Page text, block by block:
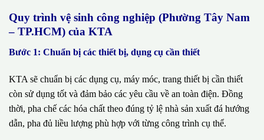
Quy trình vệ sinh công nghiệp (Phường Tây Nam
– TP.HCM) của KTA
Bước 1: Chuẩn bị các thiết bị, dụng cụ cần thiết
KTA sẽ chuẩn bị các dụng cụ, máy móc, trang thiết bị cần thiết
còn sử dụng tốt và đảm bảo các yêu cầu về an toàn điện. Đồng
thời, pha chế các hóa chất theo đúng tỷ lệ nhà sản xuất đá hướng
dẫn, pha đủ liều lượng phù hợp với từng công trình cụ thể.